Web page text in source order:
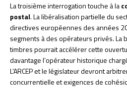
La troisième interrogation touche à la
postal. La libéralisation partielle du
directives européennes des années
segments à des opérateurs privés. La
timbres pourrait accélérer cette
davantage l’opérateur historique
L’ARCEP et le législateur devront
concurrentielle et exigences de